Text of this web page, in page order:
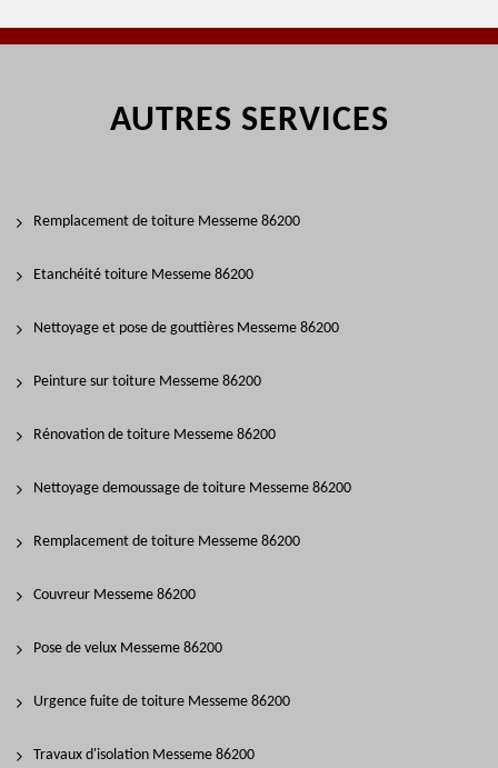
AUTRES SERVICES
Remplacement de toiture Messeme 86200
Etanchéité toiture Messeme 86200
Nettoyage et pose de gouttières Messeme 86200
Peinture sur toiture Messeme 86200
Rénovation de toiture Messeme 86200
Nettoyage demoussage de toiture Messeme 86200
Remplacement de toiture Messeme 86200
Couvreur Messeme 86200
Pose de velux Messeme 86200
Urgence fuite de toiture Messeme 86200
Travaux d'isolation Messeme 86200